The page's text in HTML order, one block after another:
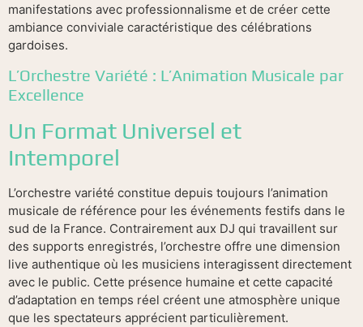
manifestations avec professionnalisme et de créer cette
ambiance conviviale caractéristique des célébrations
gardoises.
L’Orchestre Variété : L’Animation Musicale par
Excellence
Un Format Universel et
Intemporel
L’orchestre variété constitue depuis toujours l’animation
musicale de référence pour les événements festifs dans le
sud de la France. Contrairement aux DJ qui travaillent sur
des supports enregistrés, l’orchestre offre une dimension
live authentique où les musiciens interagissent directement
avec le public. Cette présence humaine et cette capacité
d’adaptation en temps réel créent une atmosphère unique
que les spectateurs apprécient particulièrement.